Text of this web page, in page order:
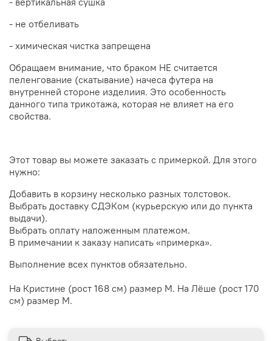
- не отбеливать
- химическая чистка запрещена
Обращаем внимание, что браком НЕ считается
пеленгование (скатывание) начеса футера на
внутренней стороне изделиия. Это особенность
данного типа трикотажа, которая не влияет на его
свойства.
Этот товар вы можете заказать с примеркой. Для этого
нужно:
Добавить в корзину несколько разных толстовок.
Выбрать доставку СДЭКом (курьерскую или до пункта
выдачи).
Выбрать оплату наложенным платежом.
В примечании к заказу написать «примерка».
Выполнение всех пунктов обязательно.
На Кристине (рост 168 см) размер M. На Лёше (рост 170
см) размер M.